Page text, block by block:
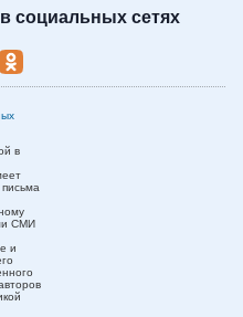
социальных сетях
в
СМИ
и